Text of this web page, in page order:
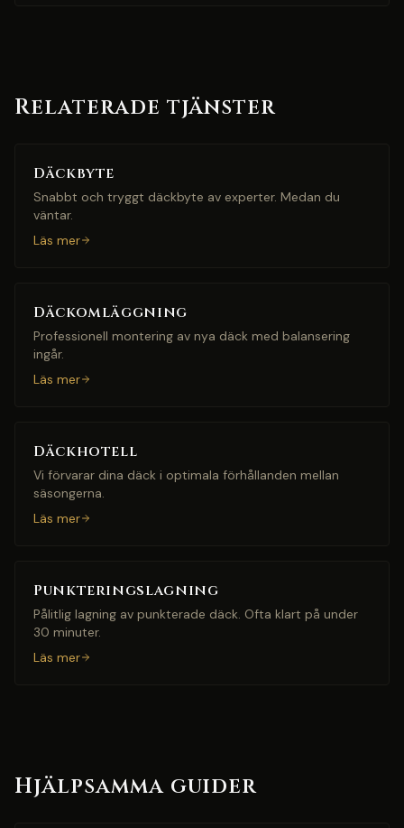
Relaterade tjänster
Däckbyte
Snabbt och tryggt däckbyte av experter. Medan du
väntar.
Läs mer
Däckomläggning
Professionell montering av nya däck med balansering
ingår.
Läs mer
Däckhotell
Vi förvarar dina däck i optimala förhållanden mellan
säsongerna.
Läs mer
Punkteringslagning
Pålitlig lagning av punkterade däck. Ofta klart på under
30 minuter.
Läs mer
Hjälpsamma guider